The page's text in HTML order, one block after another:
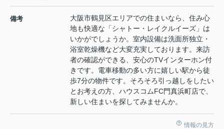
備考
大阪市鶴見区エリアでの住まいなら、住み心
地も快適な「シャトー・レイクルイーズ」は
いかがでしょうか。室内設備は洗面所独立・
浴室乾燥機など大変充実しております。来訪
者の確認ができる、安心のTVインターホン付
きです。電車移動の多い方に嬉しい駅から徒
歩7分の物件です。そろそろ引っ越しをしたい
とお考えの方、ハウスコムFC門真浜町店で、
新しい住まいを探してみませんか。
情報の見方